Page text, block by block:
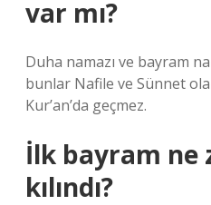
var mı?
Duha namazı ve bayram
bunlar Nafile ve Sünnet
Kur’an’da geçmez.
İlk bayram ne
kılındı?